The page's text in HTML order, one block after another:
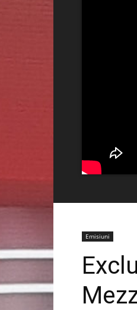
Emisiuni